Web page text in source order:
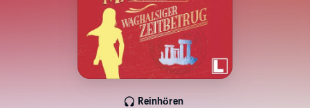
Reinhören